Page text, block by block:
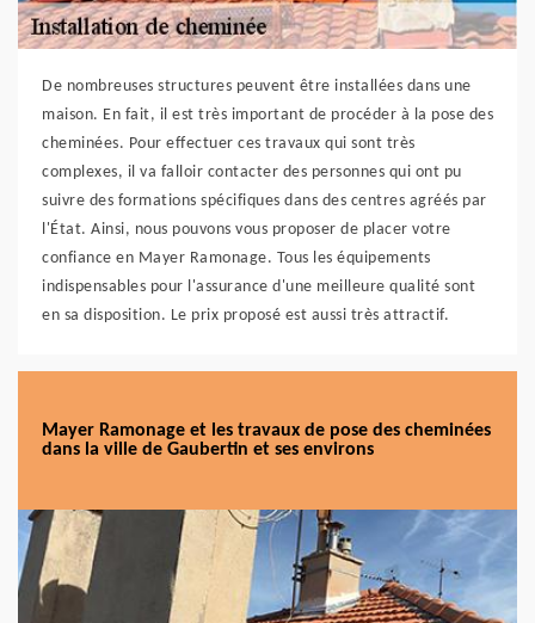
De nombreuses structures peuvent être installées dans une
maison. En fait, il est très important de procéder à la pose des
cheminées. Pour effectuer ces travaux qui sont très
complexes, il va falloir contacter des personnes qui ont pu
suivre des formations spécifiques dans des centres agréés par
l'État. Ainsi, nous pouvons vous proposer de placer votre
confiance en Mayer Ramonage. Tous les équipements
indispensables pour l'assurance d'une meilleure qualité sont
en sa disposition. Le prix proposé est aussi très attractif.
Mayer Ramonage et les travaux de pose des cheminées
dans la ville de Gaubertin et ses environs